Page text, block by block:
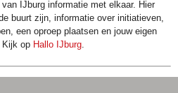
IJburg informatie met elkaar. Hier
buurt zijn, informatie over initiatieven,
een oproep plaatsen en jouw eigen
Kijk op Hallo IJburg